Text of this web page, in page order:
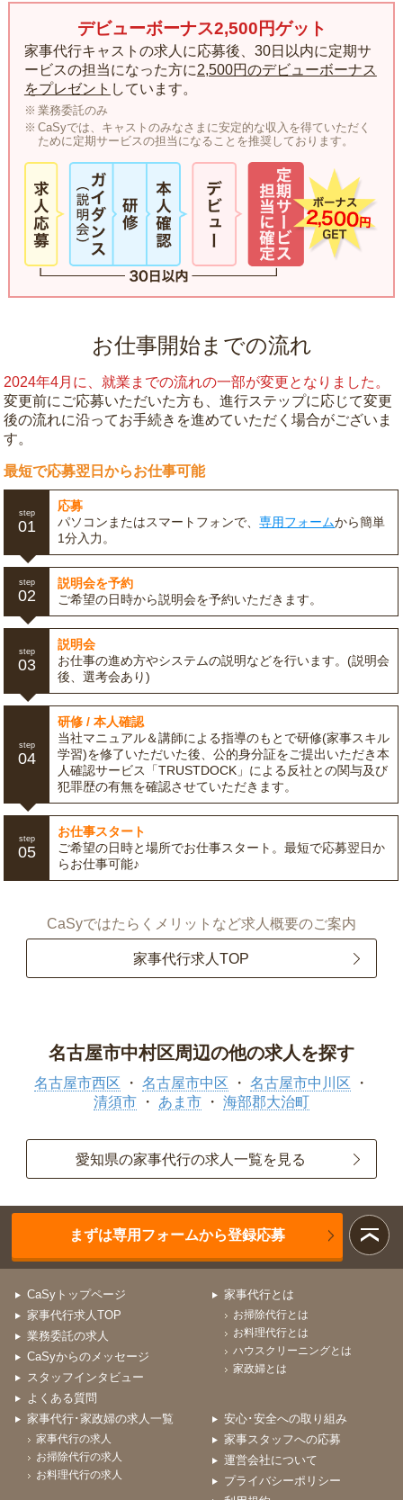
デビューボーナス2,500円ゲット
家事代行キャストの求人に応募後、30日以内に定期サ
ービスの担当になった方に2,500円のデビューボーナス
をプレゼント しています。
業務委託のみ
CaSyでは、キャストのみなさまに安定的な収入を得ていただく
ために定期サービスの担当になることを推奨しております。
お仕事開始までの流れ
2024年4月に、就業までの流れの一部が変更となりました。
変更前にご応募いただいた方も、進行ステップに応じて変更
後の流れに沿ってお手続きを進めていただく場合がございま
す。
最短で応募翌日からお仕事可能
step
01
応募
パソコンまたはスマートフォンで、専用フォームから簡単
1分入力。
step
02
説明会を予約
ご希望の日時から説明会を予約いただきます。
step
03
説明会
お仕事の進め方やシステムの説明などを行います。(説明会
後、選考会あり)
step
04
研修 / 本人確認
当社マニュアル＆講師による指導のもとで研修(家事スキル
学習)を修了いただいた後、公的身分証をご提出いただき本
人確認サービス「TRUSTDOCK」による反社との関与及び
犯罪歴の有無を確認させていただきます。
step
05
お仕事スタート
ご希望の日時と場所でお仕事スタート。最短で応募翌日か
らお仕事可能♪
CaSyではたらくメリットなど求人概要のご案内
家事代行求人TOP
名古屋市中村区周辺の他の求人を探す
名古屋市西区 名古屋市中区
名古屋市中川区
清須市
あま市 海部郡大治町
愛知県の家事代行の求人一覧を見る
まずは専用フォームから登録応募
CaSyトップページ
家事代行求人TOP
業務委託の求人
CaSyからのメッセージ
スタッフインタビュー
よくある質問
家事代行とは
お掃除代行とは
お料理代行とは
ハウスクリーニングとは
家政婦とは
家事代行･家政婦の求人一覧
家事代行の求人
お掃除代行の求人
お料理代行の求人
安心･安全への取り組み
家事スタッフへの応募
運営会社について
プライバシーポリシー